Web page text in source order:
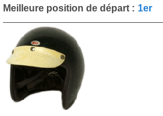
Meilleure position de départ : 1er